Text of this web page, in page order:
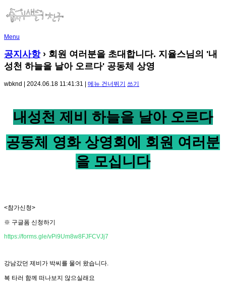
Menu
공지사항› 회원 여러분을 초대합니다. 지율스님의 '내
성천 하늘을 날아 오르다' 공동체 상영
wbknd | 2024.06.18 11:41:31 | 메뉴 건너뛰기 쓰기
내성천 제비 하늘을 날아 오르다
공동체 영화 상영회에 회원 여러분
을 모십니다
<참가신청>
※ 구글폼 신청하기
https://forms.gle/vPi9Um8w8FJFCVJj7
강남갔던 제비가 박씨를 물어 왔습니다.
복 타러 함께 떠나보지 않으실래요